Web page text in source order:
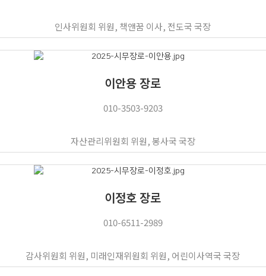
인사위원회 위원, 책앤꿈 이사, 전도국 국장
이안용 장로
010-3503-9203
자산관리위원회 위원, 봉사국 국장
이정호 장로
010-6511-2989
감사위원회 위원, 미래인재위원회 위원, 어린이사역국 국장